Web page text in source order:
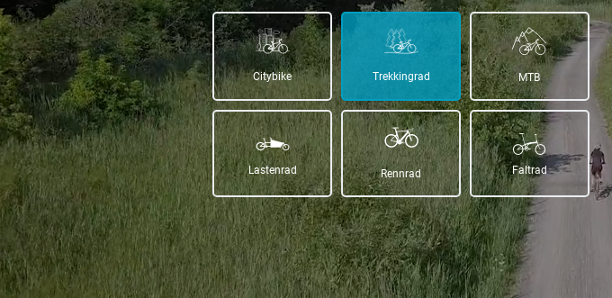
Citybike Trekkingrad MTB
Lastenrad Rennrad Faltrad